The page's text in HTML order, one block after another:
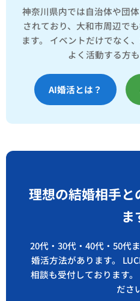
神奈川県内では自治体や団
されており、大和市周辺で
ます。 イベントだけでなく
よく活動する方も
AI婚活とは？
理想の結婚相手と
ま
20代・30代・40代・50代
婚活方法があります。
相談も受付しております
ださ